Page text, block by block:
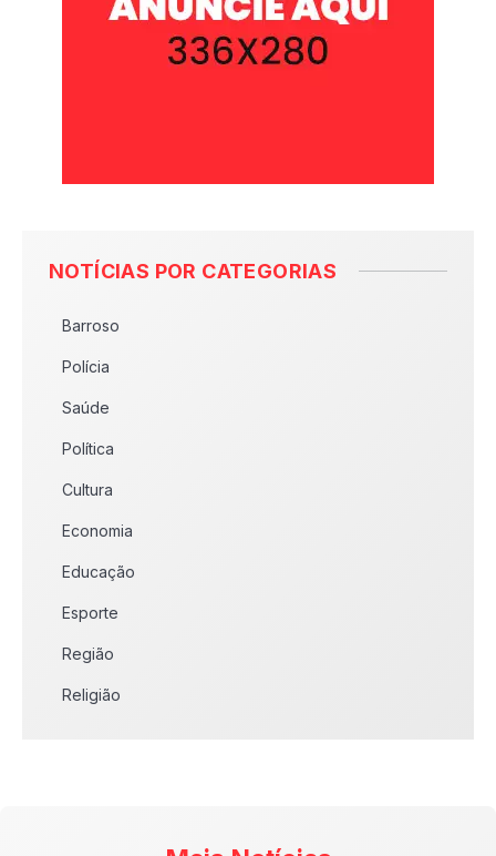
NOTÍCIAS POR CATEGORIAS
Barroso
Polícia
Saúde
Política
Cultura
Economia
Educação
Esporte
Região
Religião